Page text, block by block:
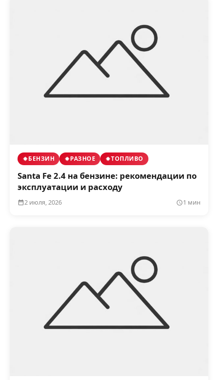
БЕНЗИН РАЗНОЕ ТОПЛИВО
Santa Fe 2.4 на бензине: рекомендации по
эксплуатации и расходу
2 июля, 2026 1 мин